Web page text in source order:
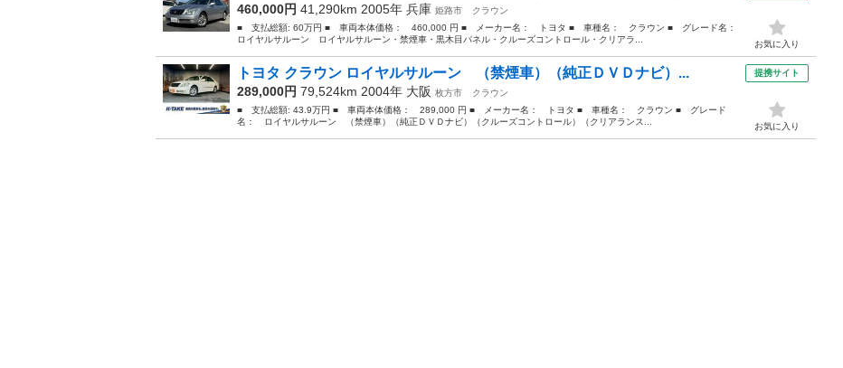
460,000円 41,290km 2005年 兵庫 姫路市
クラウン
■ 支払総額: 60万円 ■ 車両本体価格： 460,000 円 ■ メーカー名： トヨタ ■ 車種名： クラウン ■ グレード名：
ロイヤルサルーン ロイヤルサルーン・禁煙車・黒木目パネル・クルーズコントロール・クリアラ...
お気に入り
トヨタ クラウン ロイヤルサルーン （禁煙車）（純正ＤＶＤナビ）...
289,000円 79,524km 2004年 大阪 枚方市
クラウン
■ 支払総額: 43.9万円 ■ 車両本体価格： 289,000 円 ■ メーカー名： トヨタ ■ 車種名： クラウン ■ グレード
名： ロイヤルサルーン （禁煙車）（純正ＤＶＤナビ）（クルーズコントロール）（クリアランス...
提携サイト
お気に入り